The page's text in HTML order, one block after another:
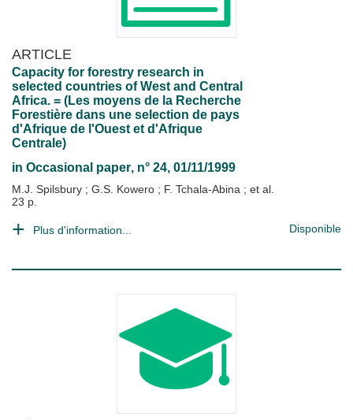
ARTICLE
Capacity for forestry research in
selected countries of West and Central
Africa. = (Les moyens de la Recherche
Forestière dans une selection de pays
d'Afrique de l'Ouest et d'Afrique
Centrale)
in Occasional paper, n° 24, 01/11/1999
M.J. Spilsbury ; G.S. Kowero ; F. Tchala-Abina ; et al.
23 p.
Plus d'information... Disponible